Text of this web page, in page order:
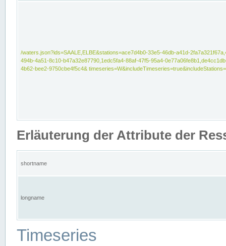
/waters.json?ids=SAALE,ELBE&stations=ace7d4b0-33e5-46db-a41d-
494b-4a51-8c10-b47a32e87790,1edc5fa4-88af-47f5-95a4-
4b62-bee2-9750cbe4f5c4&
Erläuterung der Attribute der
shortname
longname
Timeseries